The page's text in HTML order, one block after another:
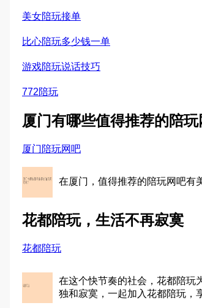
美女陪玩接单
比心陪玩多少钱一单
游戏陪玩说话技巧
772陪玩
厦门有哪些值得推荐的陪玩
厦门陪玩网吧
在厦门，值得推荐的陪玩网吧有
花都陪玩，生活不再寂寞
花都陪玩
在这个快节奏的社会，花都陪玩
独和寂寞，一起加入花都陪玩，